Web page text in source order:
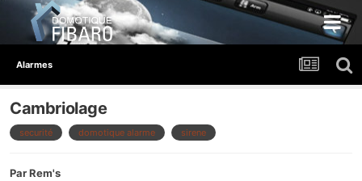
Alarmes
Cambriolage
securité domotique alarme sirene
ParRem's